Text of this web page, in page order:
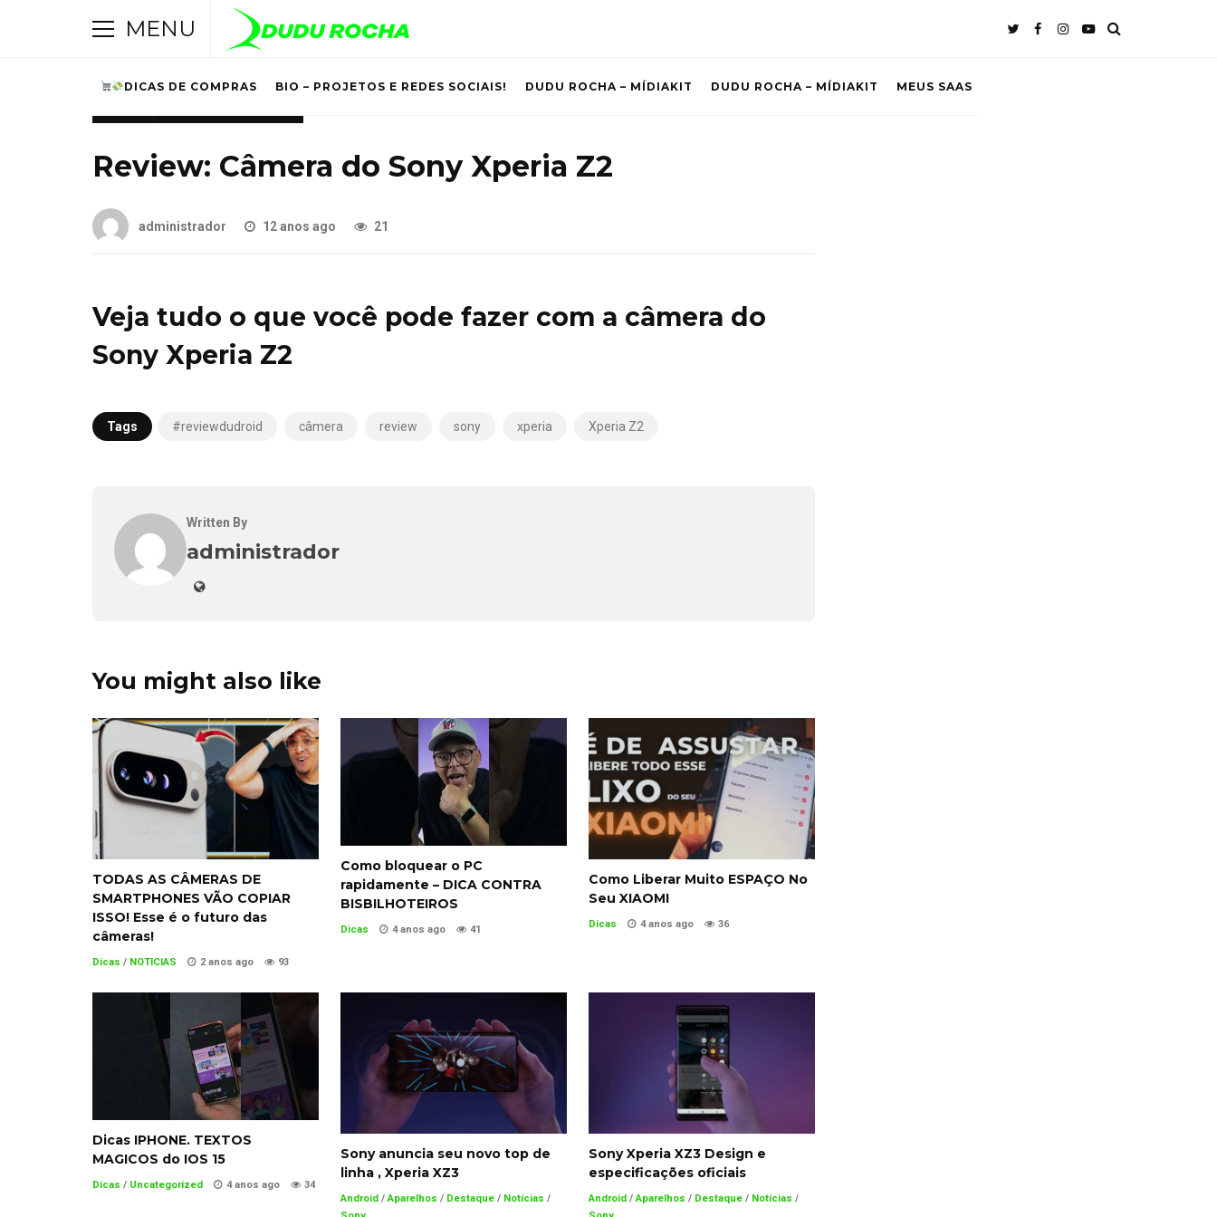
MENU
DICAS DE COMPRAS BIO – PROJETOS E REDES SOCIAIS! DUDU ROCHA – MÍDIAKIT DUDU ROCHA – MÍDIAKIT MEUS SAAS
Review: Câmera do Sony Xperia Z2
administrador 12 anos ago 21
Veja tudo o que você pode fazer com a câmera do
Sony Xperia Z2
Tags #reviewdudroid câmera review sony xperia Xperia Z2
Written By
administrador
You might also like
TODAS AS CÂMERAS DE
SMARTPHONES VÃO COPIAR
ISSO! Esse é o futuro das
câmeras!
Dicas / NOTICIAS 2 anos ago 93
Como bloquear o PC
rapidamente – DICA CONTRA
BISBILHOTEIROS
Dicas 4 anos ago 41
Como Liberar Muito ESPAÇO No
Seu XIAOMI
Dicas 4 anos ago 36
Dicas IPHONE. TEXTOS
MAGICOS do IOS 15
Dicas / Uncategorized 4 anos ago 34
Sony anuncia seu novo top de
linha , Xperia XZ3
Android /Aparelhos / Destaque/ Notícias /
Sony Xperia XZ3 Design e
especificações oficiais
Android /Aparelhos / Destaque/ Notícias /